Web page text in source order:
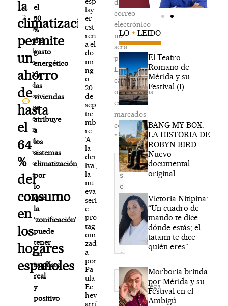
la
climatización
permite
un
ahorro
de
hasta
el
64
%
del
consumo
en
los
hogares
españoles
2
2
N
o
h
a
y
c
o
m
e
n
ta
ri
o
s
el
50
%
del
gasto
energético
de
las
viviendas
se
atribuye
a
los
sistemas
climatización,
por
lo
que
la
‘zonificación’
puede
tener
un
impacto
real
y
positivo
lay
er
est
ren
a el
do
mi
ng
o
20
de
sep
tie
mb
re
‘A
la
der
iva’,
la
nu
eva
seri
e
pro
tag
oni
zad
a
por
Pa
ula
Ec
hev
arrí
de
correo
electrónico
no
será
publicada.
Los
campos
obligatorios
están
marcados
con
*
Escribe
aquí...
Nombre*
Agréga
mi
LO + LEIDO
El Teatro
Romano de
Mérida y su
Festival (I)
BANG MY BOX:
LA HISTORIA DE
ROBYN BIRD.
Nuevo
documental
original
Victoria Nitipina:
“Un cuadro de
mando te dice
dónde estás; el
tatami te dice
quién eres”
Morboria brinda
por Mérida y su
Festival en el
Ambigú